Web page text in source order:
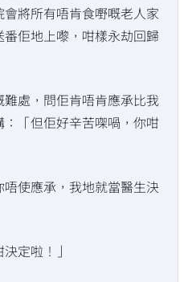
將所有唔肯食嘢嘅老人家
佢地上嚟，咁樣永劫回歸
處，問佢肯唔肯應承比我
「但佢好辛苦㗎喎，你咁
使應承，我地就當醫生決
定啦！」